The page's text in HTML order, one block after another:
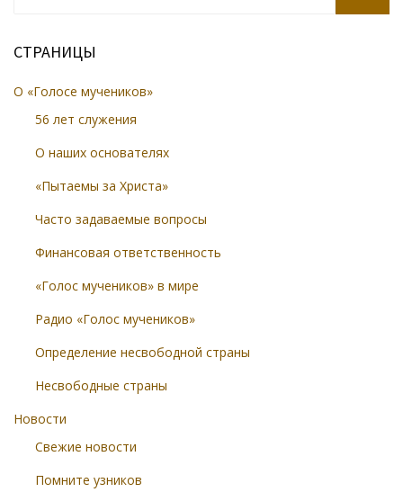
СТРАНИЦЫ
О «Голосе мучеников»
56 лет служения
О наших основателях
«Пытаемы за Христа»
Часто задаваемые вопросы
Финансовая ответственность
«Голос мучеников» в мире
Радио «Голос мучеников»
Определение несвободной страны
Несвободные страны
Новости
Свежие новости
Помните узников